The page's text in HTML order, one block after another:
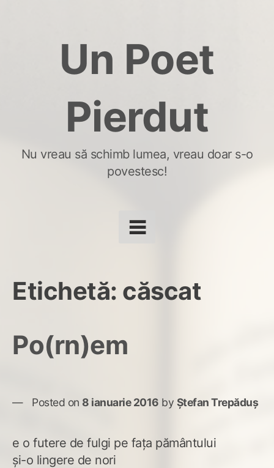
Un Poet
Pierdut
Nu vreau să schimb lumea, vreau doar s-o
povestesc!
Etichetă: căscat
Po(rn)em
Posted on 8 ianuarie 2016 by Ștefan Trepăduș
e o futere de fulgi pe fața pământului
și-o lingere de nori